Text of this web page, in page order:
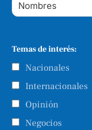
Temas de interés:
Nacionales
Internacionales
Opinión
Negocios